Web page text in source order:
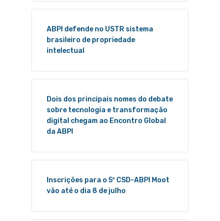
ABPI defende no USTR sistema
brasileiro de propriedade
intelectual
Dois dos principais nomes do debate
sobre tecnologia e transformação
digital chegam ao Encontro Global
da ABPI
Inscrições para o 5º CSD-ABPI Moot
vão até o dia 8 de julho